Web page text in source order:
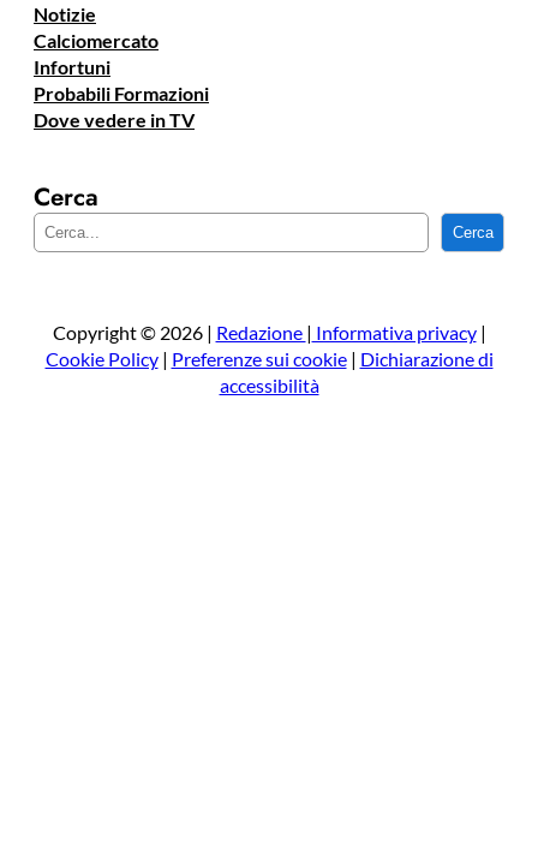
Notizie
Calciomercato
Infortuni
Probabili Formazioni
Dove vedere in TV
Cerca
e
a
Cerca
Copyright © 2026 | Redazione | Informativa privacy|
Cookie Policy| Preferenze sui cookie| Dichiarazione di
accessibilità